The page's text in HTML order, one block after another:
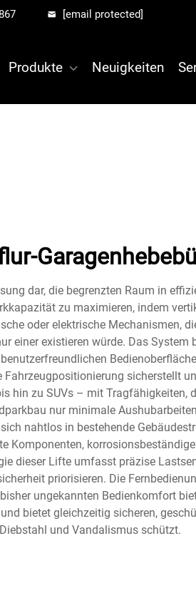
[email protected]
Produkte Neuigkeiten
dar, die begrenzten Raum in
zu maximieren, indem
oder elektrische Mechanismen,
einer existieren würde. Das
sicherstellt
hin zu SUVs – mit
nur minimale
nahtlos in bestehende
Komponenten,
dieser Lifte umfasst präzise
priorisieren. Die
ungekannten Bedienkomfort
bietet gleichzeitig sicheren,
Diebstahl und Vandalismus schützt.